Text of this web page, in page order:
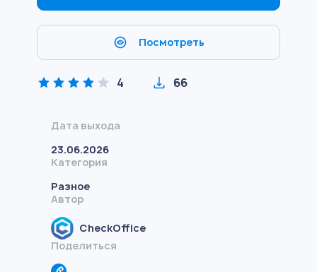
Посмотреть
4 66
Дата выхода
23.06.2026
Категория
Разное
Автор
CheckOffice
Поделиться